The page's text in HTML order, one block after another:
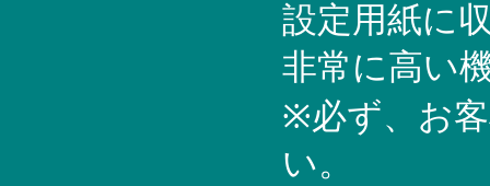
設定用紙に
非常に高い
※必ず、お
い。